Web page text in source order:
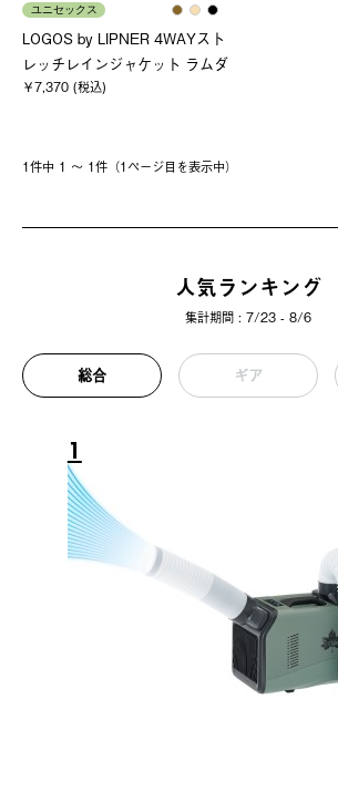
ユニセックス
LOGOS by LIPNER 4WAYスト
レッチレインジャケット ラムダ
￥7,370 (税込)
1件中 1 〜 1件（1ページ⽬を表⽰中）
人気ランキング
集計期間 : 7/23 - 8/6
総合 ギア
1